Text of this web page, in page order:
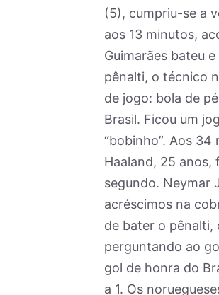
(5), cumpriu-se a
aos 13 minutos,
Guimarães bateu
pênalti, o técnico
de jogo: bola de
Brasil. Ficou um
“bobinho”. Aos
Haaland, 25
segundo. Neymar
acréscimos na
de bater o pênalti,
perguntando ao
gol de honra do
a 1. Os